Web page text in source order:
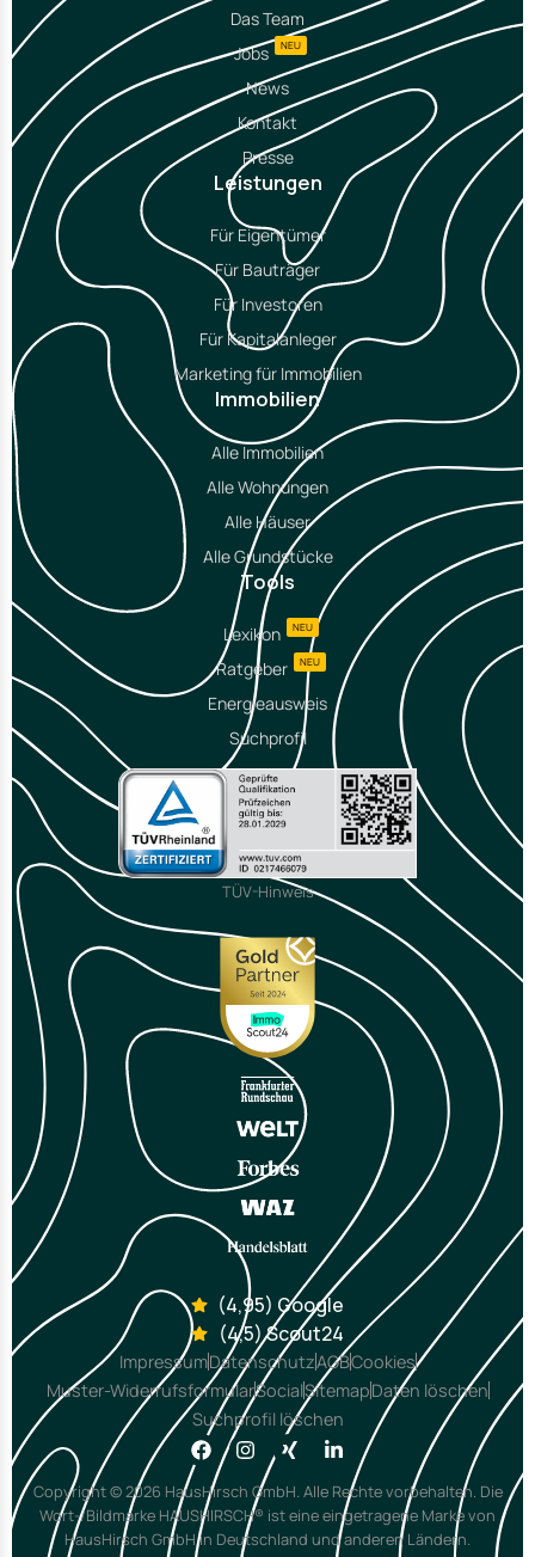
Das Team
Jobs
NEU
News
Kontakt
Presse
Leistungen
Für Eigentümer
Für Bauträger
Für Investoren
Für Kapitalanleger
Marketing für Immobilien
Immobilien
Alle Immobilien
Alle Wohnungen
Alle Häuser
Alle Grundstücke
Tools
Lexikon NEU
Ratgeber NEU
Energieausweis
Suchprofil
TÜV-Hinweis
(4,95) Google
(4,5) Scout24
ImpressumDatenschutzAGBCookies
Muster-WiderrufsformularSocialSitemapDaten löschen
Suchprofil löschen
Copyright © 2026 HausHirsch GmbH. Alle Rechte vorbehalten. Die
Wort-/Bildmarke HAUSHIRSCH® ist eine eingetragene Marke von
HausHirsch GmbH in Deutschland und anderen Ländern.